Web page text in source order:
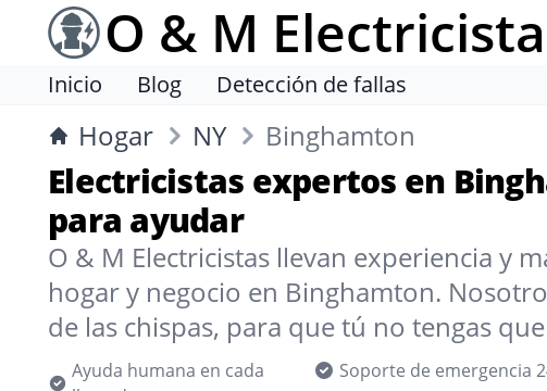
O & M
Inicio Blog Detección de fallas
Hogar NY Binghamton
Electricistas expertos en
para ayudar
O & M Electricistas llevan experiencia y
hogar y negocio en Binghamton.
de las chispas, para que tú no tengas
Ayuda humana en cada
Soporte de emergencia